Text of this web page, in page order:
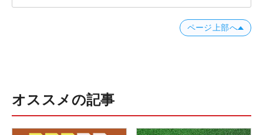
ページ上部へ
オススメの記事